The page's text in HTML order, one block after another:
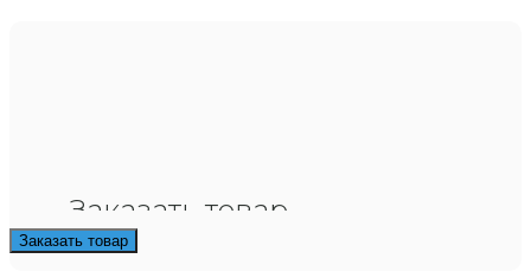
Заказать товар
Заказать товар